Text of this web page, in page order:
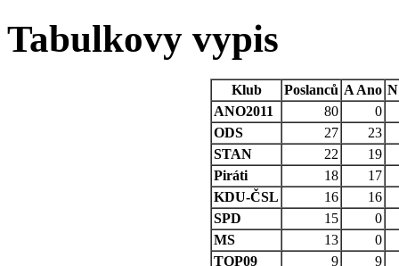
Tabulkovy vypis
Klub Poslanců A Ano N
ANO2011
80
0
ODS
27
23
STAN
22
19
Piráti
18
17
KDU-ČSL
16
16
SPD
15
0
MS
13
0
TOP09
9 9